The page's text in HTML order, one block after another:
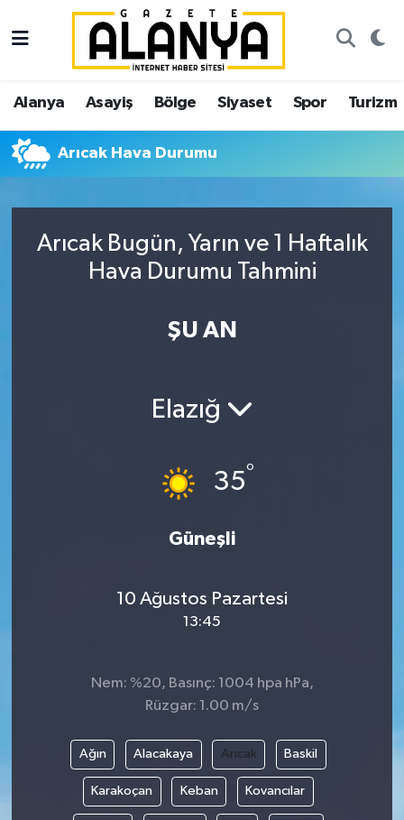
Alanya Asayiş Bölge Siyaset Spor Turizm
Arıcak Hava Durumu
Arıcak Bugün, Yarın ve 1 Haftalık
Hava Durumu Tahmini
ŞU AN
Elazığ
35°
Güneşli
10 Ağustos Pazartesi
13:45
Nem: %20, Basınç: 1004 hpa hPa,
Rüzgar: 1.00 m/s
Ağın Alacakaya Arıcak Baskil
Karakoçan Keban Kovancılar
Alanya
Asayiş
Bölge
Siyaset
Spor
İstanbul Nöbetçi Eczaneler
İstanbul Hava Durumu
İstanbul Trafik Yoğunluk Haritası
Süper Lig Puan Durumu ve Fikstür
Tüm Manşetler